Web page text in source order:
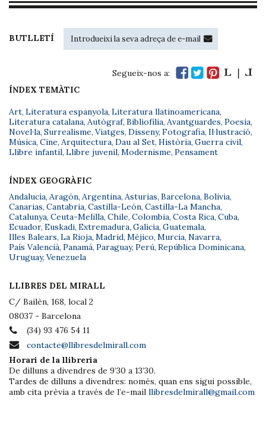
BUTLLETÍ
Segueix-nos a:
ÍNDEX TEMÀTIC
Art, Literatura espanyola, Literatura llatinoamericana,
Literatura catalana, Autògraf, Bibliofília, Avantguardes, Poesia,
Novel·la, Surrealisme, Viatges, Disseny, Fotografia, Il·lustració,
Música, Cine, Arquitectura, Dau al Set, Història, Guerra civil,
Llibre infantil, Llibre juvenil, Modernisme, Pensament
ÍNDEX GEOGRÀFIC
Andalucía, Aragón, Argentina, Asturias, Barcelona, Bolivia,
Canarias, Cantabria, Castilla-León, Castilla-La Mancha,
Catalunya, Ceuta-Melilla, Chile, Colombia, Costa Rica, Cuba,
Ecuador, Euskadi, Extremadura, Galicia, Guatemala,
Illes Balears, La Rioja, Madrid, Méjico, Murcia, Navarra,
País Valencià, Panamá, Paraguay, Perú, República Dominicana,
Uruguay, Venezuela
LLIBRES DEL MIRALL
C/ Bailèn, 168, local 2
08037 - Barcelona
(34) 93 476 54 11
contacte@llibresdelmirall.com
Horari de la llibreria
De dilluns a divendres de 9’30 a 13’30.
Tardes de dilluns a divendres: només, quan ens sigui possible,
amb cita prèvia a través de l’e-mail llibresdelmirall@gmail.com